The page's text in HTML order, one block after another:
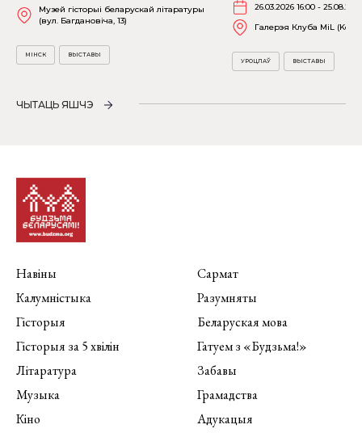
Музей гісторыі беларускай літаратуры
(вул. Багдановіча, 13)
МІНСК ВЫСТАВЫ
26.03.2026 16:00 -
Галерэя Клуба MiL
УРОЦЛАЎ ВЫСТАВЫ
ЧЫТАЦЬ ЯШЧЭ
Навіны
Калумністыка
Гісторыя
Гісторыя за 5 хвілін
Літаратура
Музыка
Кіно
Сармат
Разумняты
Беларуская мова
Гатуем з «Будзьма!»
Забавы
Грамадства
Адукацыя